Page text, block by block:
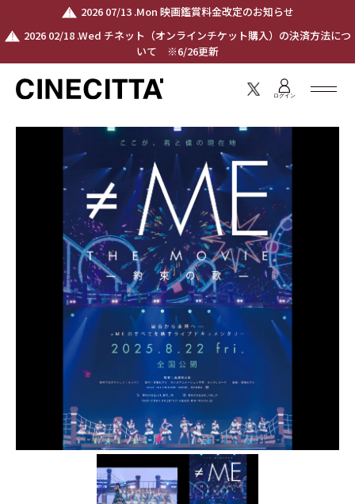
2026 07/13 .Mon 映画鑑賞料金改定のお知らせ
2026 02/18 .Wed チネット（オンラインチケット購入）の決済方法につ
いて ※6/26更新
ログイン